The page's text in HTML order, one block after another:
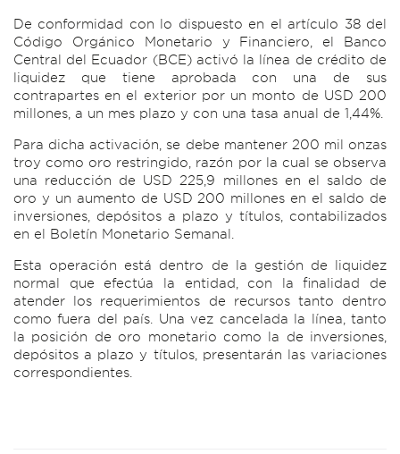
De conformidad con lo dispuesto en el artículo 38 del
Código Orgánico Monetario y Financiero, el Banco
Central del Ecuador (BCE) activó la línea de crédito de
liquidez que tiene aprobada con una de sus
contrapartes en el exterior por un monto de USD 200
millones, a un mes plazo y con una tasa anual de 1,44%.
Para dicha activación, se debe mantener 200 mil onzas
troy como oro restringido, razón por la cual se observa
una reducción de USD 225,9 millones en el saldo de
oro y un aumento de USD 200 millones en el saldo de
inversiones, depósitos a plazo y títulos, contabilizados
en el Boletín Monetario Semanal.
Esta operación está dentro de la gestión de liquidez
normal que efectúa la entidad, con la finalidad de
atender los requerimientos de recursos tanto dentro
como fuera del país. Una vez cancelada la línea, tanto
la posición de oro monetario como la de inversiones,
depósitos a plazo y títulos, presentarán las variaciones
correspondientes.